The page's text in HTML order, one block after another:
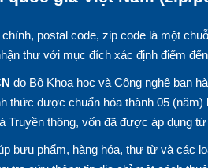
postal code, zip code là một
thư với mục đích xác định điểm
do Bộ Khoa học và Công nghệ ban
thức được chuẩn hóa thành 05
Truyền thông, vốn đã được áp dụng
bưu phẩm, hàng hóa, thư từ và các